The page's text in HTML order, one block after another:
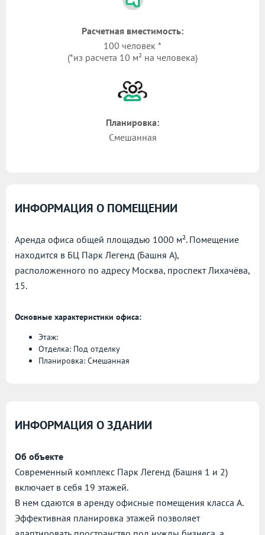
Расчетная вместимость:
100 человек *
(*из расчета 10 м² на человека)
Планировка:
Смешанная
ИНФОРМАЦИЯ О ПОМЕЩЕНИИ
Аренда офиса общей площадью 1000 м². Помещение
находится в БЦ Парк Легенд (Башня А),
расположенного по адресу Москва, проспект Лихачёва,
15.
Основные характеристики офиса:
Этаж:
Отделка: Под отделку
Планировка: Смешанная
ИНФОРМАЦИЯ О ЗДАНИИ
Об объекте
Современный комплекс Парк Легенд (Башня 1 и 2)
включает в себя 19 этажей.
В нем сдаются в аренду офисные помещения класса А.
Эффективная планировка этажей позволяет